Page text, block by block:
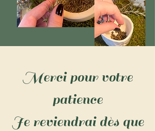
Merci pour votre
patience
Je reviendrai dès que